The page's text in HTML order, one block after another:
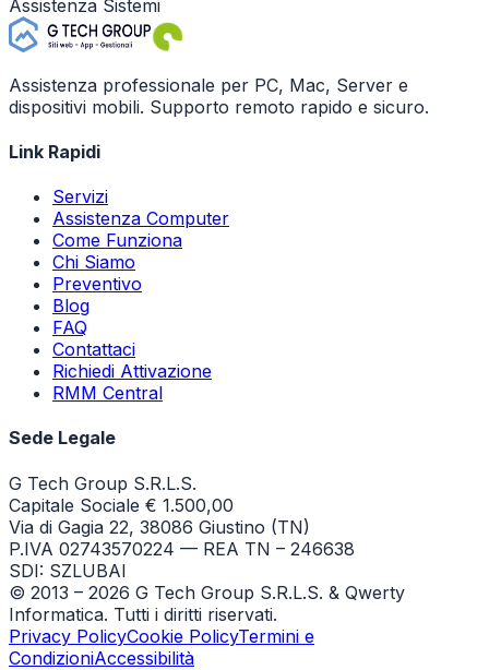
Assistenza Sistemi
Assistenza professionale per PC, Mac, Server e
dispositivi mobili. Supporto remoto rapido e sicuro.
Link Rapidi
Servizi
Assistenza Computer
Come Funziona
Chi Siamo
Preventivo
Blog
FAQ
Contattaci
Richiedi Attivazione
RMM Central
Sede Legale
G Tech Group S.R.L.S.
Capitale Sociale € 1.500,00
Via di Gagia 22, 38086 Giustino (TN)
P.IVA 02743570224 — REA TN – 246638
SDI: SZLUBAI
© 2013 – 2026 G Tech Group S.R.L.S. & Qwerty
Informatica. Tutti i diritti riservati.
Privacy PolicyCookie PolicyTermini e
CondizioniAccessibilità